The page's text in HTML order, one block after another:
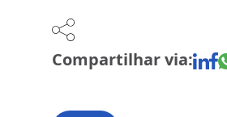
Compartilhar via: